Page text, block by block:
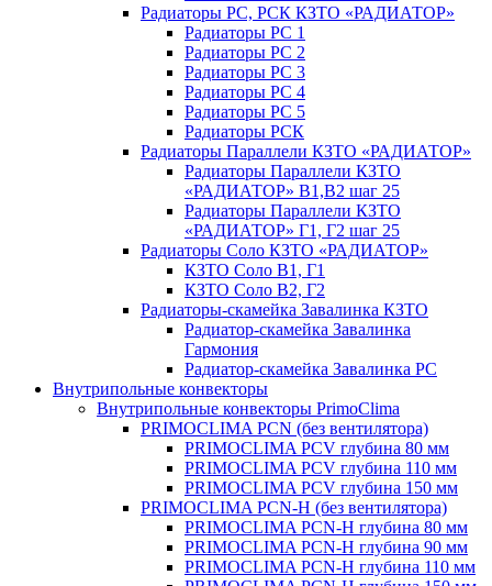
Радиаторы РС, РСК КЗТО «РАДИАТОР»
Радиаторы РС 1
Радиаторы РС 2
Радиаторы РС 3
Радиаторы РС 4
Радиаторы РС 5
Радиаторы РСК
Радиаторы Параллели КЗТО «РАДИАТОР»
Радиаторы Параллели КЗТО
«РАДИАТОР» В1,В2 шаг 25
Радиаторы Параллели КЗТО
«РАДИАТОР» Г1, Г2 шаг 25
Радиаторы Соло КЗТО «РАДИАТОР»
КЗТО Соло В1, Г1
КЗТО Соло В2, Г2
Радиаторы-скамейка Завалинка КЗТО
Радиатор-скамейка Завалинка
Гармония
Радиатор-скамейка Завалинка РС
Внутрипольные конвекторы
Внутрипольные конвекторы PrimoClima
PRIMOCLIMA PCN (без вентилятора)
PRIMOCLIMA PCV глубина 80 мм
PRIMOCLIMA PCV глубина 110 мм
PRIMOCLIMA PCV глубина 150 мм
PRIMOCLIMA PCN-H (без вентилятора)
PRIMOCLIMA PCN-H глубина 80 мм
PRIMOCLIMA PCN-H глубина 90 мм
PRIMOCLIMA PCN-H глубина 110 мм